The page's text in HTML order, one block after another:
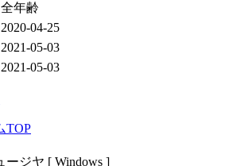
全年齢
2020-04-25
2021-05-03
2021-05-03
TOP
ージヤ [ Windows ]